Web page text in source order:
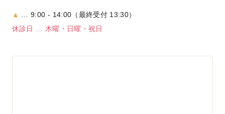
▲ … 9:00 - 14:00（最終受付 13:30）
休診日 … 木曜・日曜・祝日